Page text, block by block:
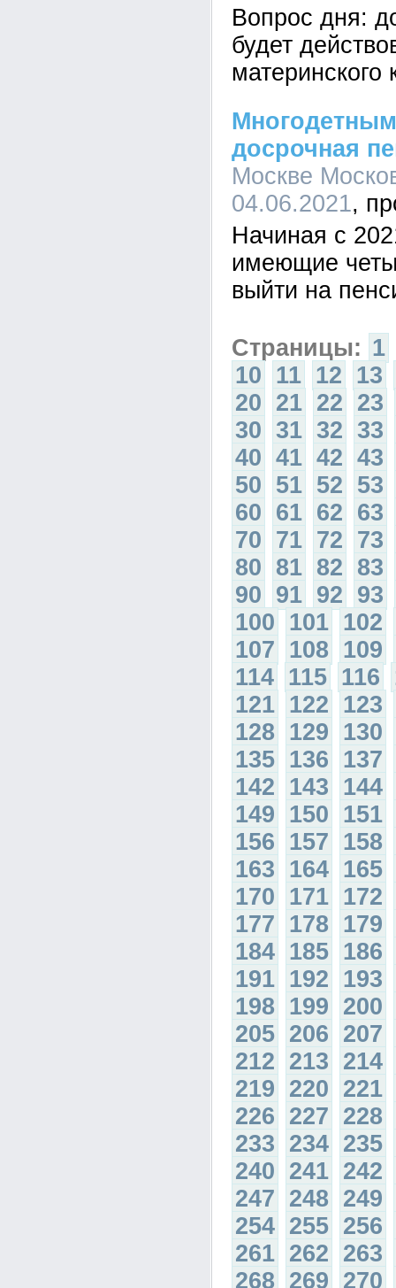
Вопрос дня:
будет
материнского
досрочная
Москве
04.06.2021
Начиная с
имеющие
выйти на
Страницы: 1
10 11 12 13
20 21 22 23
30 31 32 33
40 41 42 43
50 51 52 53
60 61 62 63
70 71 72 73
80 81 82 83
90 91 92 93
100 101 102
107 108 109
114 115 116
121 122 123
128 129 130
135 136 137
142 143 144
149 150 151
156 157 158
163 164 165
170 171 172
177 178 179
184 185 186
191 192 193
198 199 200
205 206 207
212 213 214
219 220 221
226 227 228
233 234 235
240 241 242
247 248 249
254 255 256
261 262 263
268 269 270